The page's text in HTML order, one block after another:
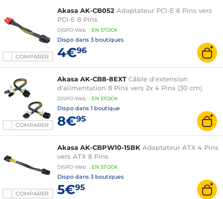
COMPARER
Akasa AK-CB052 Adaptateur PCI-E 6 Pins vers
PCI-E 8 Pins
DISPO Web : EN STOCK
Dispo dans 3 boutiques
4€96
COMPARER
Akasa AK-CB8-8EXT Câble d'extension
d'alimentation 8 Pins vers 2x 4 Pins (30 cm)
DISPO Web : EN STOCK
Dispo dans 1 boutique
8€95
COMPARER
Akasa AK-CBPW10-15BK Adaptateur ATX 4 Pins
vers ATX 8 Pins
DISPO Web : EN STOCK
Dispo dans 3 boutiques
5€95